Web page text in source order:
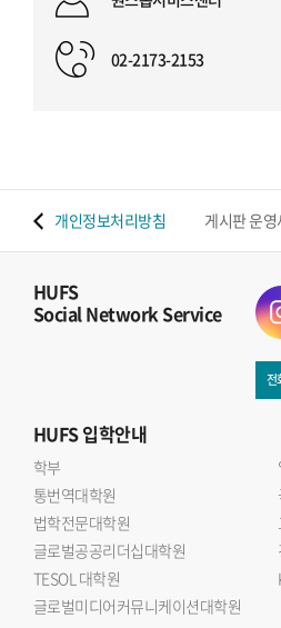
02-2173-2153
개인정보처리방침 게시판 운영
HUFS
Social Network Service
전
HUFS입학안내
학부
통번역대학원
법학전문대학원
글로벌공공리더십대학원
TESOL 대학원
글로벌미디어커뮤니케이션대학원